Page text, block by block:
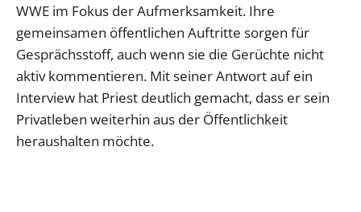
WWE im Fokus der Aufmerksamkeit. Ihre
gemeinsamen öffentlichen Auftritte sorgen für
Gesprächsstoff, auch wenn sie die Gerüchte nicht
aktiv kommentieren. Mit seiner Antwort auf ein
Interview hat Priest deutlich gemacht, dass er sein
Privatleben weiterhin aus der Öffentlichkeit
heraushalten möchte.